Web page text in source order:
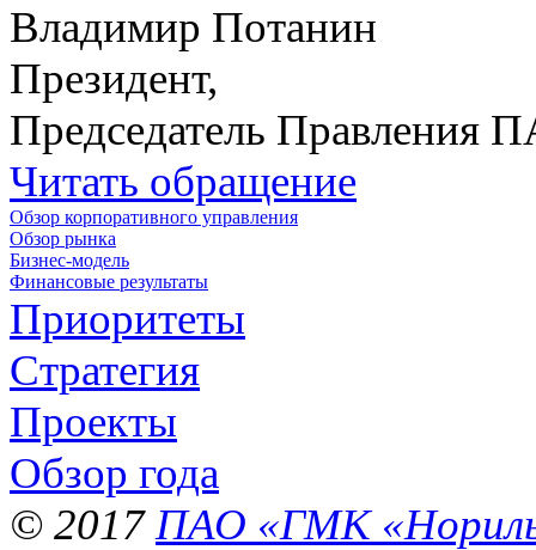
Владимир Потанин
Президент,
Председатель Правления
Читать обращение
Обзор корпоративного управления
Обзор рынка
Бизнес-модель
Финансовые результаты
Приоритеты
Стратегия
Проекты
Обзор года
© 2017 ПАО «ГМК